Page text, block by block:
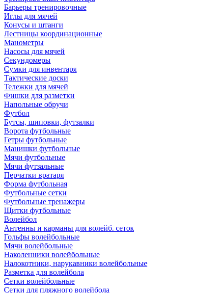
Барьеры тренировочные
Иглы для мячей
Конусы и штанги
Лестницы координационные
Манометры
Насосы для мячей
Секундомеры
Сумки для инвентаря
Тактические доски
Тележки для мячей
Фишки для разметки
Напольные обручи
Футбол
Бутсы, шиповки, футзалки
Ворота футбольные
Гетры футбольные
Манишки футбольные
Мячи футбольные
Мячи футзальные
Перчатки вратаря
Форма футбольная
Футбольные сетки
Футбольные тренажеры
Щитки футбольные
Волейбол
Антенны и карманы для волейб. сеток
Гольфы волейбольные
Мячи волейбольные
Наколенники волейбольные
Налокотники, нарукавники волейбольные
Разметка для волейбола
Сетки волейбольные
Сетки для пляжного волейбола